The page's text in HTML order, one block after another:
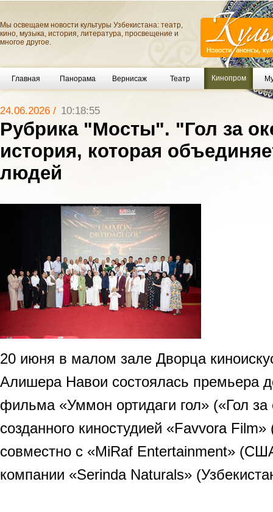
Мы освещаем новости культуры Узбекистана: театр,
кино, музыка, история, литература, просвещение и
многое другое.
Главная Панорама Вернисаж Театр Кинопром
24.06.2026 / 10:18:55
Рубрика "Мосты". "Гол за
история, которая
людей
20 июня в малом зале Дворца
Алишера Навои состоялась премьера
фильма «Уммон ортидаги гол» («Гол за
созданного киностудией «Favvora Film»
совместно с «MiRaf Entertainment»
компании «Serinda Naturals»